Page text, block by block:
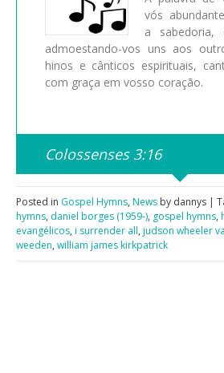
vós
a sabedoria,
admoestando-vos uns aos
hinos e cânticos espirituais,
com graça em vosso coração.
Colossenses 3:16
Posted in Gospel Hymns, News by dannys |
hymns, daniel borges (1959-), gospel hymns,
evangélicos, i surrender all, judson wheeler
weeden, will­iam james kirk­pat­rick